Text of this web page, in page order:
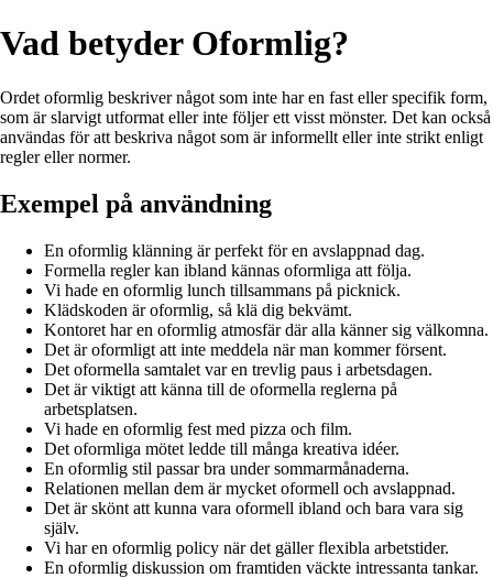
Vad betyder Oformlig?
Ordet oformlig beskriver något som inte har en fast eller specifik form,
som är slarvigt utformat eller inte följer ett visst mönster. Det kan också
användas för att beskriva något som är informellt eller inte strikt enligt
regler eller normer.
Exempel på användning
En oformlig klänning är perfekt för en avslappnad dag.
Formella regler kan ibland kännas oformliga att följa.
Vi hade en oformlig lunch tillsammans på picknick.
Klädskoden är oformlig, så klä dig bekvämt.
Kontoret har en oformlig atmosfär där alla känner sig välkomna.
Det är oformligt att inte meddela när man kommer försent.
Det oformella samtalet var en trevlig paus i arbetsdagen.
Det är viktigt att känna till de oformella reglerna på
arbetsplatsen.
Vi hade en oformlig fest med pizza och film.
Det oformliga mötet ledde till många kreativa idéer.
En oformlig stil passar bra under sommarmånaderna.
Relationen mellan dem är mycket oformell och avslappnad.
Det är skönt att kunna vara oformell ibland och bara vara sig
själv.
Vi har en oformlig policy när det gäller flexibla arbetstider.
En oformlig diskussion om framtiden väckte intressanta tankar.